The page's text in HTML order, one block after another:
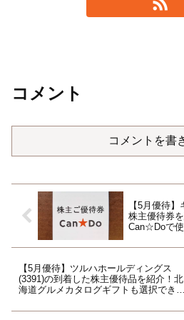
コメント
コメントを書
【5月優待
株主優待券
Can☆Doで使
【5月優待】ツルハホールディングス
(3391)の到着した株主優待品を紹介！北
海道グルメカタログギフトも選択でき